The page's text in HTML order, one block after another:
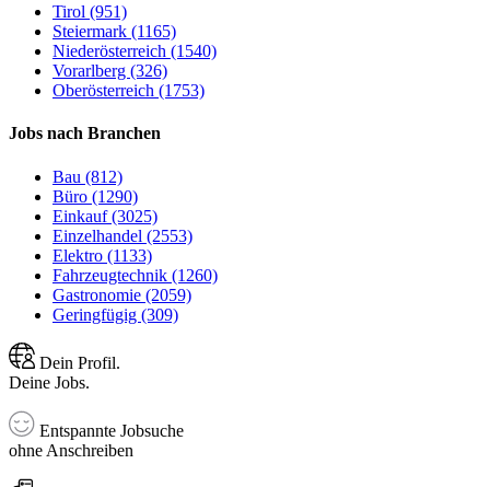
Tirol (951)
Steiermark (1165)
Niederösterreich (1540)
Vorarlberg (326)
Oberösterreich (1753)
Jobs nach Branchen
Bau (812)
Büro (1290)
Einkauf (3025)
Einzelhandel (2553)
Elektro (1133)
Fahrzeugtechnik (1260)
Gastronomie (2059)
Geringfügig (309)
Dein Profil.
Deine Jobs.
Entspannte Jobsuche
ohne Anschreiben